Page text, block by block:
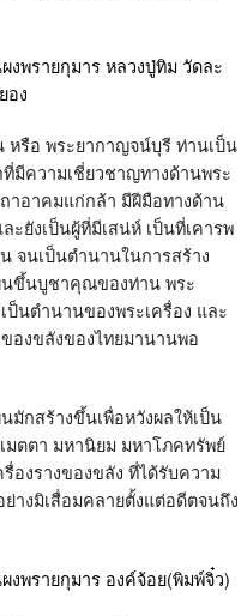
หรือ พระยากาญจน์บุรี ท่านเป็น
มีความเชี่ยวชาญทางด้านพระ
าอาคมแก่กล้า มีฝีมือทางด้าน
ะยังเป็นผู้ที่มีเสน่ห์ เป็นที่เคารพ
จนเป็นตำนานในการสร้าง
ขึ้นบูชาคุณของท่าน พระ
ป็นตำนานของพระเครื่อง และ
ของขลังของไทยมานานพอ
มักสร้างขึ้นเพื่อหวังผลให้เป็น
มตตา มหานิยม มหาโภคทรัพย์
รื่องรางของขลัง ที่ได้รับความ
างมิเสื่อมคลายตั้งแต่อดีตจนถึง